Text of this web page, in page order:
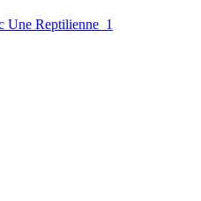
Une Reptilienne_1